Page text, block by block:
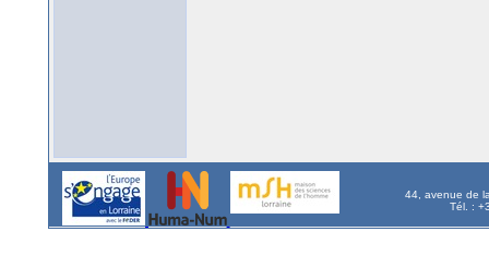
44, avenue de
Tél. :